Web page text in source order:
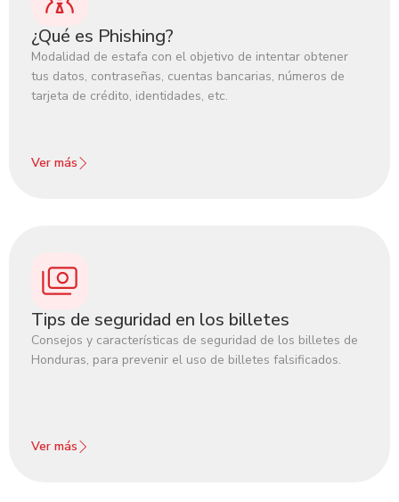
¿Qué es Phishing?
Modalidad de estafa con el objetivo de intentar obtener
tus datos, contraseñas, cuentas bancarias, números de
tarjeta de crédito, identidades, etc.
Ver más
Tips de seguridad en los billetes
Consejos y características de seguridad de los billetes de
Honduras, para prevenir el uso de billetes falsificados.
Ver más